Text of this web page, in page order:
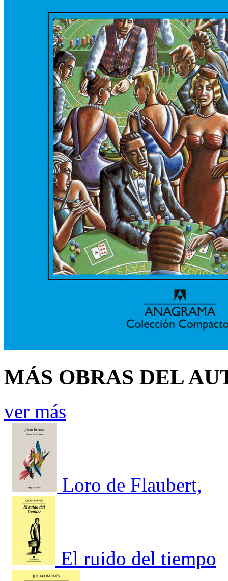
MÁS OBRAS DEL
ver más
Loro de Flaubert,
El ruido del tiempo